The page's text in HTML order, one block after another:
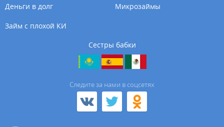
Деньги в долг Микрозаймы
Займ с плохой КИ
Сестры бабки
Cледите за нами в соцсетях